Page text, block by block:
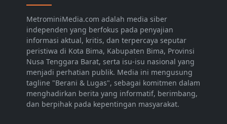
MetrominiMedia.com adalah media siber
independen yang berfokus pada penyajian
informasi aktual, kritis, dan terpercaya seputar
peristiwa di Kota Bima, Kabupaten Bima, Provinsi
Nusa Tenggara Barat, serta isu-isu nasional yang
menjadi perhatian publik. Media ini mengusung
tagline "Berani & Lugas", sebagai komitmen dalam
menghadirkan berita yang informatif, berimbang,
dan berpihak pada kepentingan masyarakat.